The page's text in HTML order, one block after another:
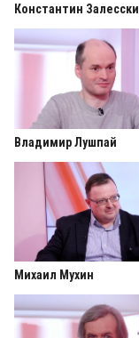
Константин
Владимир Лушпай
Михаил Мухин